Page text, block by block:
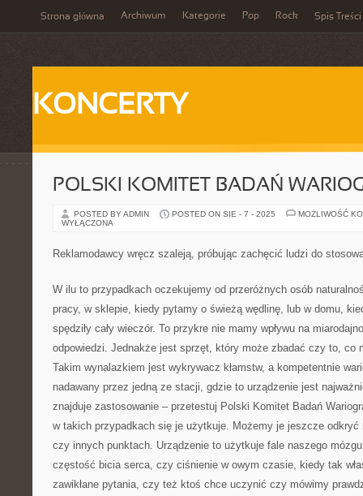
Strona główna Archiwum Kategorie Pop Rock Spis Treści
KONCERTY
POLSKI KOMITET BADAŃ
POSTED BY ADMIN POSTED ON SIE - 7 - 2025
MOŻLIWOŚĆ
WYŁĄCZONA
Reklamodawcy wręcz szaleją, próbując zachęcić ludzi do
W ilu to przypadkach oczekujemy od przeróżnych osób
pracy, w sklepie, kiedy pytamy o świeżą wędlinę, lub w domu,
spędziły cały wieczór. To przykre nie mamy wpływu na
odpowiedzi. Jednakże jest sprzęt, który może zbadać czy to, co
Takim wynalazkiem jest wykrywacz kłamstw, a kompetentnie
nadawany przez jedną ze stacji, gdzie to urządzenie jest
znajduje zastosowanie – przetestuj Polski Komitet Badań
w takich przypadkach się je użytkuje. Możemy je jeszcze odkryć
czy innych punktach. Urządzenie to użytkuje fale naszego
częstość bicia serca, czy ciśnienie w owym czasie, kiedy tak
zawikłane pytania, czy też ktoś chce uczynić czy mówimy